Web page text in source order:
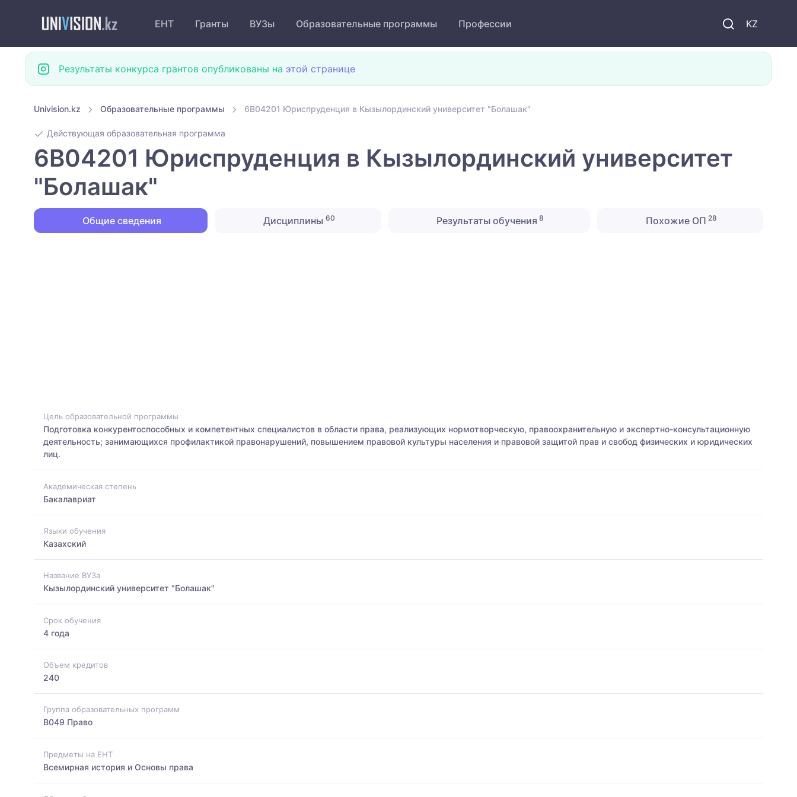
KZ
ЕНТ Гранты ВУЗы Образовательные программы Профессии
Результаты конкурса грантов опубликованы на этой странице
Univision.kz Образовательные программы 6B04201 Юриспруденция в Кызылординский университет "Болашак"
Действующая образовательная программа
6B04201 Юриспруденция в Кызылординский университет
"Болашак"
Общие сведения Дисциплины 60 Результаты обучения 8 Похожие ОП 28
Цель образовательной программы
Подготовка конкурентоспособных и компетентных специалистов в области права, реализующих нормотворческую, правоохранительную и экспертно-консультационную
деятельность; занимающихся профилактикой правонарушений, повышением правовой культуры населения и правовой защитой прав и свобод физических и юридических
лиц.
Академическая степень
Бакалавриат
Языки обучения
Казахский
Название ВУЗа
Кызылординский университет "Болашак"
Срок обучения
4 года
Объем кредитов
240
Группа образовательных программ
B049 Право
Предметы на ЕНТ
Всемирная история и Основы права